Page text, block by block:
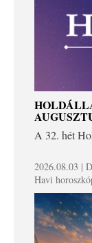
A 32. hét
2026.08.03 |
Havi